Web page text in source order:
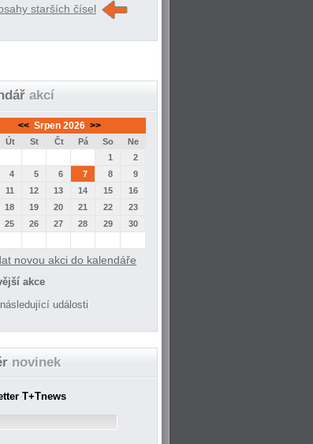
starších čísel
akcí
<< Srpen 2026 >>
Út St Čt Pá So
Ne
1
2
4 5 6 7 8
9
11 12 13 14 15
16
18 19 20 21 22
23
25 26 27 28 29
30
novou akci do kalendáře
akce
události
novinek
T+Tnews